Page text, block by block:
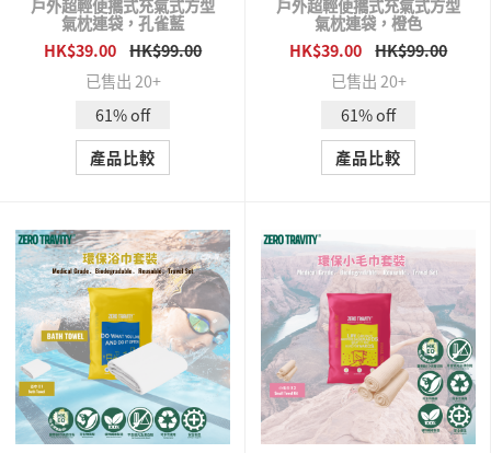
QUICK VIEW
氣枕連袋，孔雀藍
HK$39.00 HK$99.00
已售出 20+
61% off
產品比較
QUICK VIEW
氣枕連袋，橙色
HK$39.00 HK$99.00
已售出 20+
61% off
產品比較